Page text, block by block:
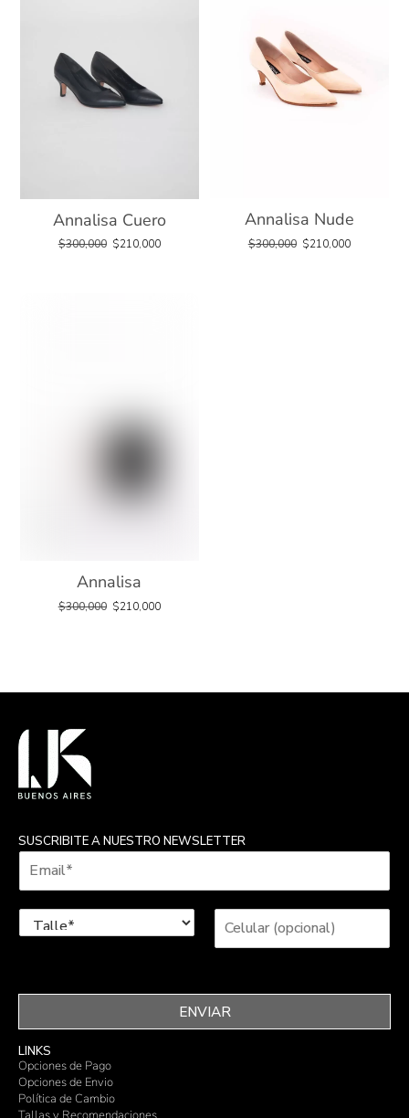
Annalisa Cuero
$300,000 $210,000
Annalisa Nude
$300,000 $210,000
Annalisa
$300,000 $210,000
SUSCRIBITE A NUESTRO NEWSLETTER
ENVIAR
LINKS
Opciones de Pago
Opciones de Envio
Política de Cambio